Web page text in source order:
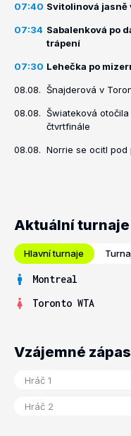
07:40 Svitolinová jasně
07:34 Sabalenková po
trápení
07:30 Lehečka po
08.08. Šnajderová v
08.08. Šwiateková
čtvrtfinále
08.08. Norrie se ocitl
Aktuální turnaje
Hlavní turnaje
Montreal
Toronto WTA
Vzájemné